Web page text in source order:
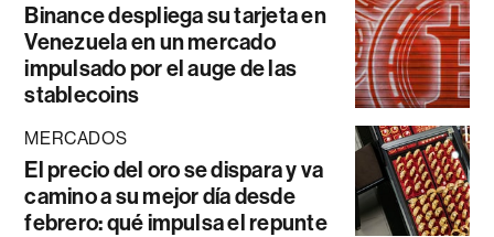
Binance despliega su tarjeta en
Venezuela en un mercado
impulsado por el auge de las
stablecoins
MERCADOS
El precio del oro se dispara y va
camino a su mejor día desde
febrero: qué impulsa el repunte